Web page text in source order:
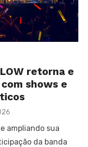
retorna e
shows e
ampliando sua
da banda